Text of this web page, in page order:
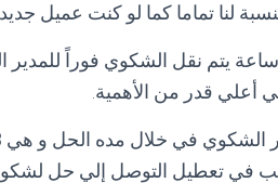
لنا تماما كما لو كنت عميل
و في حاله لم يتم حل مشكلتك في خلال 48 ساعة يتم نقل الشكوي
أعلي قدر من الأهمية
في تعطيل التوصل إلي حل